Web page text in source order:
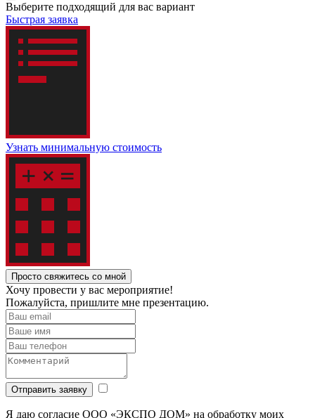
Выберите подходящий для вас вариант
Быстрая заявка
Узнать минимальную стоимость
Просто свяжитесь со мной
Хочу провести у вас мероприятие!
Пожалуйста, пришлите мне презентацию.
Отправить заявку
Я даю согласие ООО «ЭКСПО ДОМ» на обработку моих